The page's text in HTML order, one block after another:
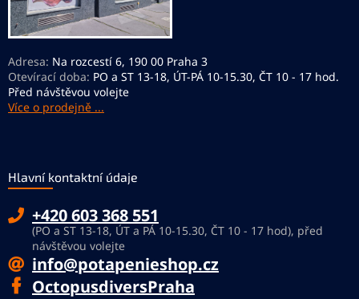
Adresa: Na rozcestí 6, 190 00 Praha 3
Otevírací doba: PO a ST 13-18, ÚT-PÁ 10-15.30, ČT 10 - 17 hod.
Před návštěvou volejte
Více o prodejně ...
Hlavní kontaktní údaje
+420 603 368 551
(PO a ST 13-18, ÚT a PÁ 10-15.30, ČT 10 - 17 hod), před
návštěvou volejte
info@potapenieshop.cz
OctopusdiversPraha